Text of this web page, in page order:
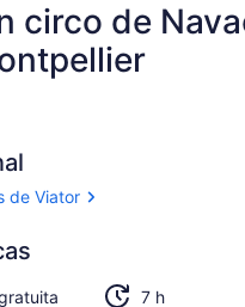
circo de
de Viator
7 h